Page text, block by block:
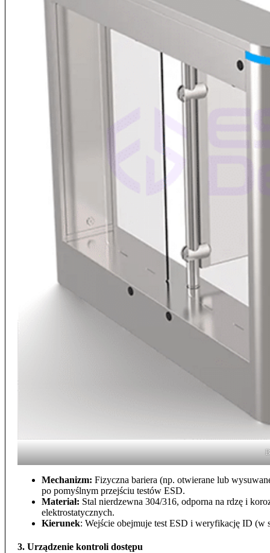
Mechanizm: Fizyczna bariera (np. otwierane lub
po pomyślnym przejściu testów ESD.
Materiał: Stal nierdzewna 304/316, odporna na rdzę i
elektrostatycznych.
Kierunek: Wejście obejmuje test ESD i weryfikację ID (w
3. Urządzenie kontroli dostępu